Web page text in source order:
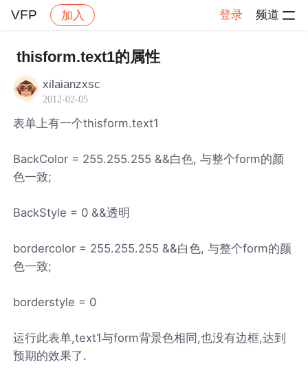
VFP 加入 登录 频道
社区 帖子详情
thisform.text1的属性
xilaianzxsc
2012-02-05
表单上有一个thisform.text1
BackColor = 255.255.255 &&白色, 与整个form的颜
色一致;
BackStyle = 0 &&透明
bordercolor = 255.255.255 &&白色, 与整个form的颜
色一致;
borderstyle = 0
运行此表单,text1与form背景色相同,也没有边框,达到
预期的效果了.